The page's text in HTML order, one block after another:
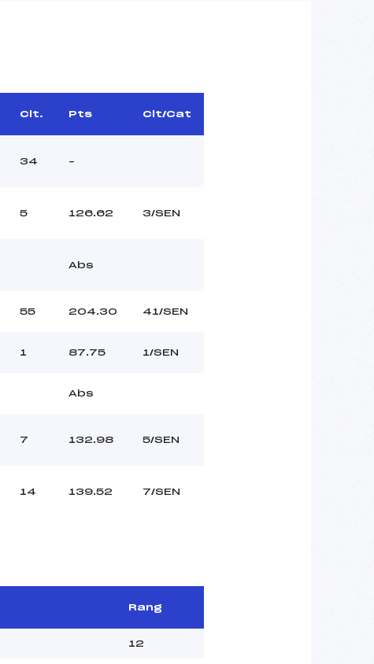
Clt. Pts Clt/Cat
34 –
5 126.62 3/SEN
Abs
55 204.30 41/SEN
1 87.75 1/SEN
Abs
7 132.98 5/SEN
14 139.52 7/SEN
Rang
12